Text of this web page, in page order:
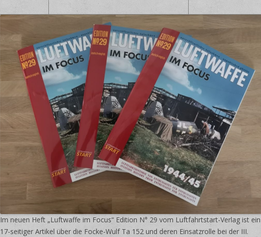
Im neuen Heft „Luftwaffe im Focus“ Edition N° 29 vom Luftfahrtstart-Verlag ist ein
17-seitiger Artikel über die Focke-Wulf Ta 152 und deren Einsatzrolle bei der III.